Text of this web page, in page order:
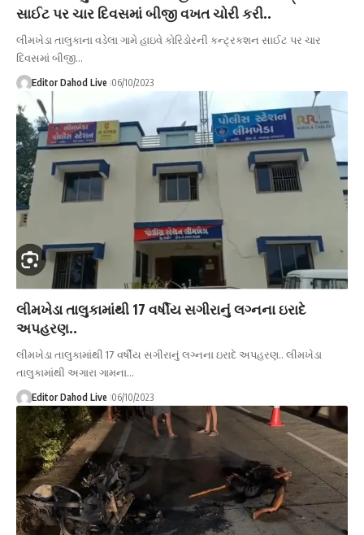
સાઈટ પર ચાર દિવસમાં બીજી વખત ચોરી કરી..
લીમખેડા તાલુકાના વડેલા ગામે હાઇવે કોરિડોરની કન્ટ્રકશન સાઈટ પર ચાર
દિવસમાં બીજી…
Editor Dahod Live 06/10/2023
લીમખેડા તાલુકામાંથી 17 વર્ષીય સગીરાનું લગ્નના ઇરાદે
અપહરણ..
લીમખેડા તાલુકામાંથી 17 વર્ષીય સગીરાનું લગ્નના ઇરાદે અપહરણ.. લીમખેડા
તાલુકામાંથી અગારા ગામના…
Editor Dahod Live 06/10/2023